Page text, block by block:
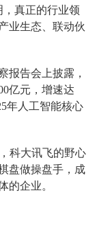
真正的行业领
业生态、联动伙
报告会上披露，
亿元，增速达
年人工智能核心
科大讯飞的野心
盘做操盘手，成
的企业。